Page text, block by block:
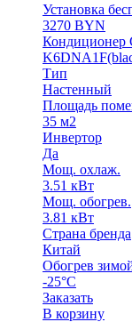
Установка
3270 BYN
Кондиционер
Тип
Настенный
Площадь
35 м2
Инвертор
Да
Мощ. охлаж.
3.51 кВт
Мощ. обогрев.
3.81 кВт
Страна бренда
Китай
Обогрев
-25°C
Заказать
В корзину